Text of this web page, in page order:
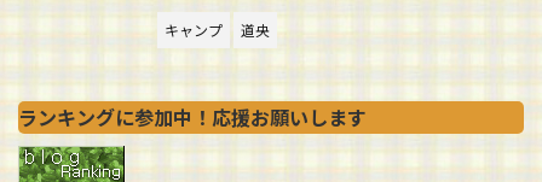
キャンプ 道央
ランキングに参加中！応援お願いします